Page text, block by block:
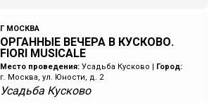
Г МОСКВА
ОРГАННЫЕ ВЕЧЕРА В КУСКОВО.
FIORI MUSICALE
Место проведения: Усадьба Кусково
Город:
г. Москва, ул. Юности, д. 2
Усадьба Кусково